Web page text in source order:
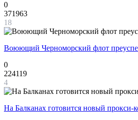
0
371963
18
Воюющий Черноморский флот
0
224119
4
На Балканах готовится новый прокси-